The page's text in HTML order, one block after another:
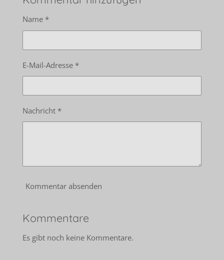
e
e
e
Name *
E-Mail-Adresse *
Nachricht *
Kommentar absenden
Kommentare
Es gibt noch keine Kommentare.